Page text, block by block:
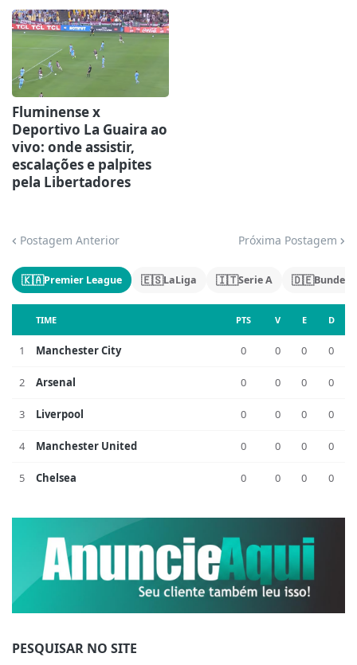
Fluminense x
Deportivo La Guaira ao
vivo: onde assistir,
escalações e palpites
pela Libertadores
Postagem Anterior Próxima Postagem
🇰🇦Premier League 🇪🇸LaLiga 🇮🇹Serie A 🇩🇪
TIME PTS V E D
1 Manchester City 0 0 0 0
2 Arsenal 0 0 0 0
3 Liverpool 0 0 0 0
4 Manchester United 0 0 0 0
5 Chelsea 0 0 0 0
PESQUISAR NO SITE